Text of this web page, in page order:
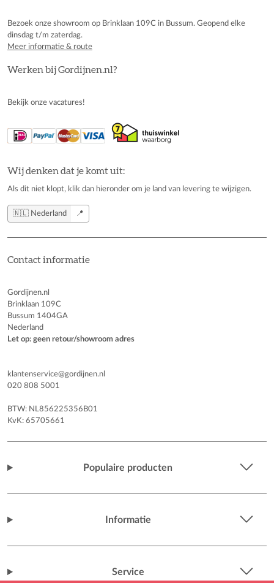
Bezoek onze showroom op Brinklaan 109C in Bussum. Geopend elke
dinsdag t/m zaterdag.
Meer informatie & route
Werken bij Gordijnen.nl?
Bekijk onze vacatures!
Wij denken dat je komt uit:
Als dit niet klopt, klik dan hieronder om je land van levering te wijzigen.
🇳🇱 Nederland 📍
Contact informatie
Gordijnen.nl
Brinklaan 109C
Bussum 1404GA
Nederland
Let op: geen retour/showroom adres
klantenservice@gordijnen.nl
020 808 5001
BTW: NL856225356B01
KvK: 65705661
Populaire producten
Informatie
Service